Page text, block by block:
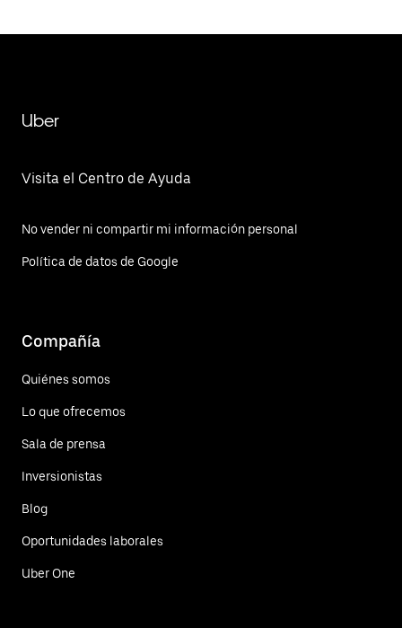
Uber
Visita el Centro de Ayuda
No vender ni compartir mi información personal
Política de datos de Google
Compañía
Quiénes somos
Lo que ofrecemos
Sala de prensa
Inversionistas
Blog
Oportunidades laborales
Uber One